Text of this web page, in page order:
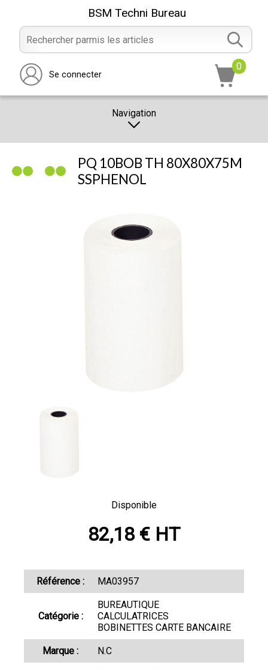
BSM Techni Bureau
Se connecter
0
Navigation
PROMOTION
RÉALISATION
PQ 10BOB TH 80X80X75M
SSPHENOL
Disponible
82,18 € HT
Référence : MA03957
Catégorie :
BUREAUTIQUE
CALCULATRICES
BOBINETTES CARTE BANCAIRE
Marque : N.C